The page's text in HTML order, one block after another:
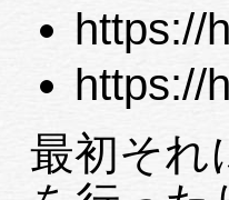
https://
https://
最初それ